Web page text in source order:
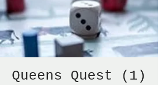
Queens Quest (1)